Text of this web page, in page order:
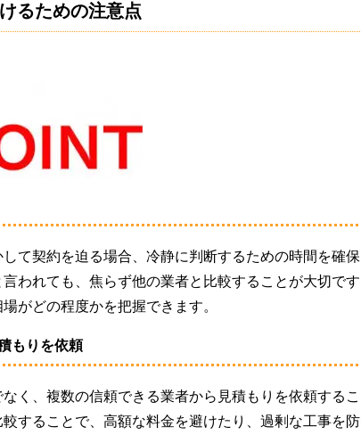
るための注意点
て契約を迫る場合、冷静に判断するための時間を確
われても、焦らず他の業者と比較することが大切で
がどの程度かを把握できます。
もりを依頼
く、複数の信頼できる業者から見積もりを依頼する
することで、高額な料金を避けたり、過剰な工事を